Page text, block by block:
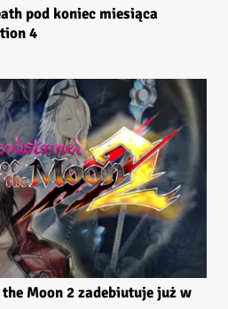
pod koniec miesiąca
4
Moon 2 zadebiutuje już w